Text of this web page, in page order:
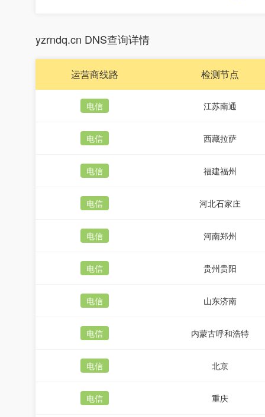
yzrndq.cn DNS查询详情
运营商线路 检测节点
电信 江苏南通
电信 西藏拉萨
电信 福建福州
电信 河北石家庄
电信 河南郑州
电信 贵州贵阳
电信 山东济南
电信 内蒙古呼和浩特
电信 北京
电信 重庆